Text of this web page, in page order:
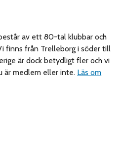
av ett 80-tal klubbar och
finns från Trelleborg i söder till
är dock betydligt fler och vi
är medlem eller inte. Läs om